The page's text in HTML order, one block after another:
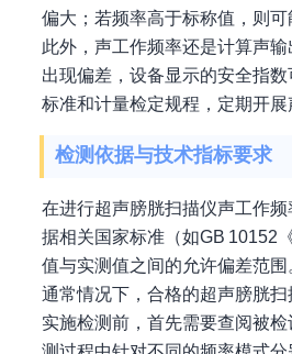
偏大；若频率高于标称值，则
此外，声工作频率还是计算声
出现偏差，设备显示的安全指
标准和计量检定规程，定期开
检测依据与技术指标要求
在进行超声膀胱扫描仪声工作
据相关国家标准（如GB 10152
值与实测值之间的允许偏差范围
通常情况下，合格的超声膀胱
实施检测前，首先需要查阅被